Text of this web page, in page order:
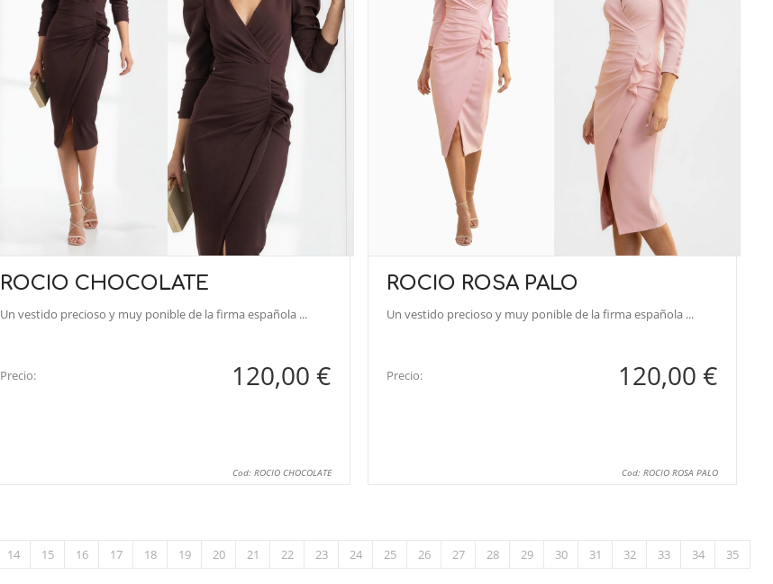
ROCIO CHOCOLATE
Un vestido precioso y muy ponible de la firma española ...
Precio: 120,00 €
Cod: ROCIO CHOCOLATE
ROCIO ROSA PALO
Un vestido precioso y muy ponible de la firma española ...
Precio: 120,00 €
Cod: ROCIO ROSA PALO
14 15 16 17 18 19 20 21 22 23 24 25 26 27 28 29 30 31 32 33 34
35